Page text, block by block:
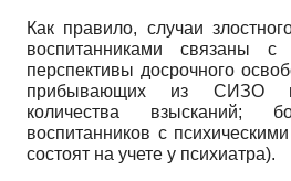
Как правило, случаи
воспитанниками связаны
перспективы досрочного
прибывающих из СИЗО
количества взысканий;
воспитанников с
состоят на учете у психиатра).